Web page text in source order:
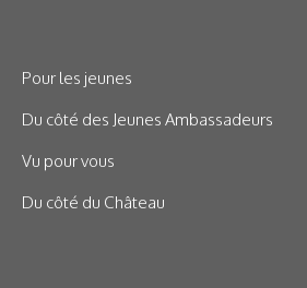
Pour les jeunes
Du côté des Jeunes Ambassadeurs
Vu pour vous
Du côté du Château